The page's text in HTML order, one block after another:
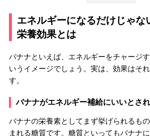
エネルギーになるだけじゃな
栄養効果とは
バナナといえば、エネルギーをチャージ
いうイメージでしょう。実は、効果はそ
す。
バナナがエネルギー補給にいいとさ
バナナの栄養素としてまず挙げられるも
まれる糖質です。糖質といってもバナナ